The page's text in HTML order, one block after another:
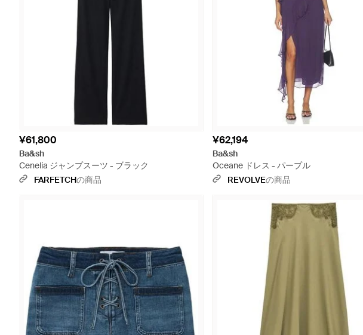
¥61,800
Ba&sh
Cenelia ジャンプスーツ - ブラック
FARFETCHの商品
¥62,194
Ba&sh
Oceane ドレス - パープル
REVOLVEの商品